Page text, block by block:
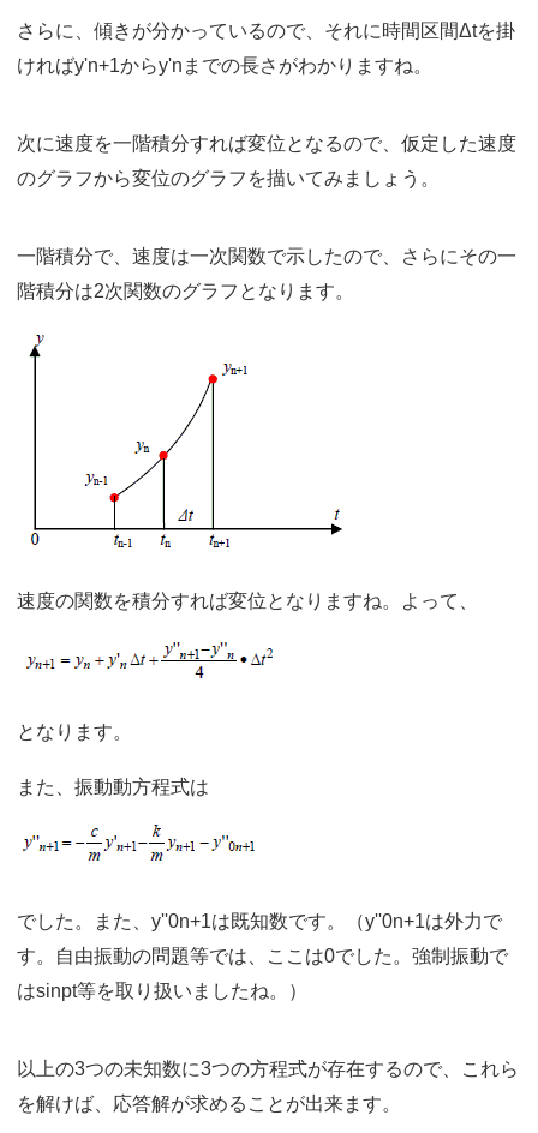
さらに、傾きが分かっているので、それに時間区間Δtを掛
ければy'n+1からy'nまでの長さがわかりますね。
次に速度を一階積分すれば変位となるので、仮定した速度
のグラフから変位のグラフを描いてみましょう。
一階積分で、速度は一次関数で示したので、さらにその一
階積分は2次関数のグラフとなります。
速度の関数を積分すれば変位となりますね。よって、
となります。
また、振動動方程式は
でした。また、y''0n+1は既知数です。（y''0n+1は外力で
す。自由振動の問題等では、ここは0でした。強制振動で
はsinpt等を取り扱いましたね。）
以上の3つの未知数に3つの方程式が存在するので、これら
を解けば、応答解が求めることが出来ます。